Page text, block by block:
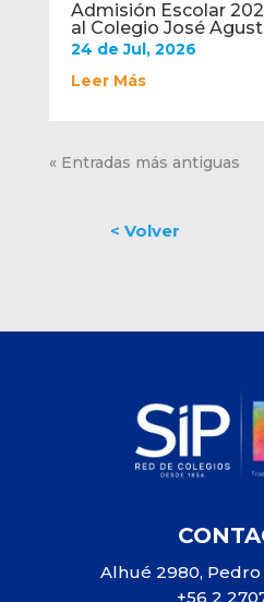
Admisión Escolar
al Colegio José
24 de Jul, 2026
Leer Más
« Entradas más antiguas
Alhué 2980,
+56 2